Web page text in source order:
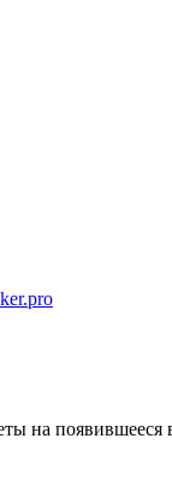
на появившееся